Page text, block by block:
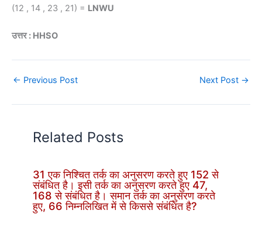
(12 , 14 , 23 , 21) = LNWU
उत्तर : HHSO
← Previous Post Next Post →
Related Posts
31 एक निश्चित तर्क का अनुसरण करते हुए 152 से
संबंधित है। इसी तर्क का अनुसरण करते हुए 47,
168 से संबंधित है। समान तर्क का अनुसरण करते
हुए, 66 निम्नलिखित में से किससे संबंधित है?